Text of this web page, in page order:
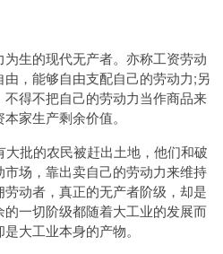
生的现代无产者。亦称工资劳动
，能够自由支配自己的劳动力;另
得不把自己的劳动力当作商品来
家生产剩余价值。
批的农民被赶出土地，他们和破
场，靠出卖自己的劳动力来维持
动者，真正的无产者阶级，却是
一切阶级都随着大工业的发展而
大工业本身的产物。